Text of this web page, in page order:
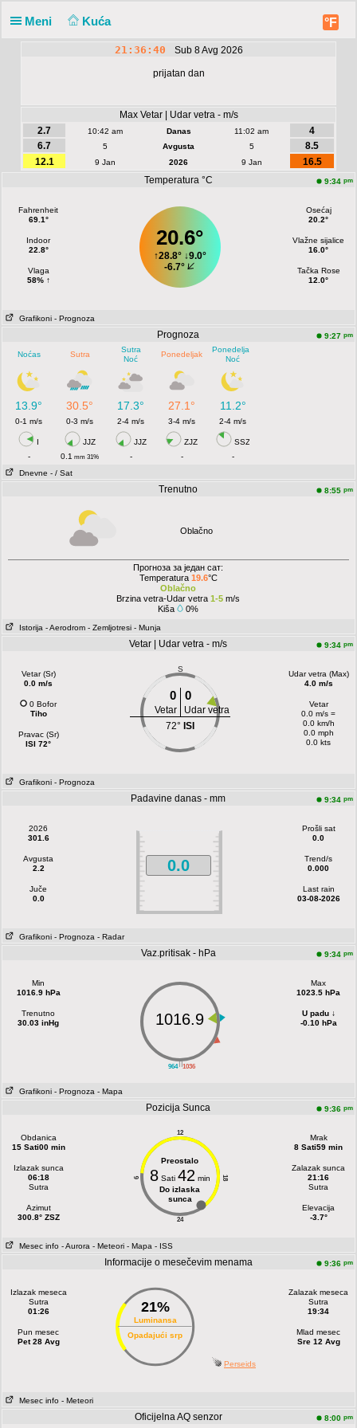
Meni Kuća °F
21:36:40 Sub 8 Avg 2026
prijatan dan
Max Vetar | Udar vetra - m/s
2.7
10:42 am Danas 11:02 am
4
6.7
5 Avgusta 5
8.5
12.1
9 Jan 2026 9 Jan
16.5
Temperatura °C
9:34 pm
Fahrenheit
69.1°
Indoor
22.8°
Vlaga
58% ↑
20.6°
↑28.8°↓9.0°
-6.7°
Osećaj
20.2°
Vlažne sijalice
16.0°
Tačka Rose
12.0°
Grafikoni - Prognoza
Prognoza 9:27 pm
Noćas Sutra
Sutra
Noć
Ponedeljak
Ponedeljak
Noć
13.9° 30.5° 17.3° 27.1° 11.2°
0-1 m/s 0-3 m/s 2-4 m/s 3-4 m/s 2-4 m/s
I JJZ JJZ ZJZ
SSZ
-
0.1 mm 31% - -
-
Dnevne - / Sat
Trenutno 8:55 pm
Oblačno
Прогноза за један сат:
Temperatura 19.6°C
Oblačno
Brzina vetra-Udar vetra 1-5 m/s
Kiša
0%
Istorija - Aerodrom - Zemljotresi - Munja
Vetar | Udar vetra - m/s 9:34 pm
Vetar (Sr)
0.0 m/s
0 Bofor
Tiho
Pravac (Sr)
ISI 72°
S
0 0
Vetar
Udar vetra
72° ISI
Udar vetra (Max)
4.0 m/s
Vetar
0.0 m/s =
0.0 km/h
0.0 mph
0.0 kts
Grafikoni - Prognoza
Padavine danas - mm 9:34 pm
2026
301.6
Avgusta
2.2
Juče
0.0
0.0
Prošli sat
0.0
Trend/s
0.000
Last rain
03-08-2026
Grafikoni - Prognoza - Radar
Vaz.pritisak - hPa 9:34 pm
Min
1016.9 hPa
Trenutno
30.03 inHg
||
964 1036
1016.9
Max
1023.5 hPa
U padu ↓
-0.10 hPa
Grafikoni - Prognoza - Mapa
Pozicija Sunca 9:36 pm
Obdanica
15 Sati00 min
Izlazak sunca
06:18
Sutra
Azimut
300.8° ZSZ
12
24
6 18
Preostalo
8Sati 42 min
Do izlaska
sunca
Mrak
8 Sati59 min
Zalazak sunca
21:16
Sutra
Elevacija
-3.7°
Mesec info - Aurora - Meteori - Mapa - ISS
Informacije o mesečevim menama 9:36 pm
Izlazak meseca
Sutra
01:26
Pun mesec
Pet 28 Avg
21%
Luminansa
Opadajući srp
Zalazak meseca
Sutra
19:34
Mlad mesec
Sre 12 Avg
Perseids
Mesec info - Meteori
Oficijelna AQ senzor 8:00 pm